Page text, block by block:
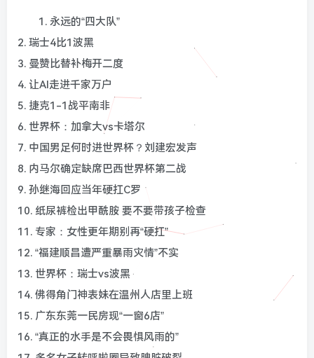
1. 永远的“四大队”
2. 瑞士4比1波黑
3. 曼赞比替补梅开二度
4. 让AI走进千家万户
5. 捷克1-1战平南非
6. 世界杯：加拿大vs卡塔尔
7. 中国男足何时进世界杯？刘建宏发声
8. 内马尔确定缺席巴西世界杯第二战
9. 孙继海回应当年硬扛C罗
10. 纸尿裤检出甲酰胺 要不要带孩子检查
11. 专家：女性更年期别再“硬扛”
12. “福建顺昌遭严重暴雨灾情”不实
13. 世界杯：瑞士vs波黑
14. 佛得角门神表妹在温州人店里上班
15. 广东东莞一民房现“一窗6店”
16. “真正的水手是不会畏惧风雨的”